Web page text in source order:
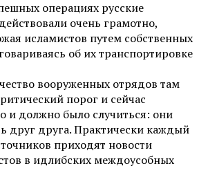
операциях русские
очень грамотно,
исламистов путем собственных
об их транспортировке
вооруженных отрядов там
порог и сейчас
и должно было случиться: они
друг друга. Практически каждый
приходят новости
в идлибских междоусобных